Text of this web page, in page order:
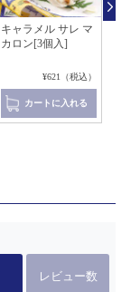
キャラメル サレ マ
カロン[3個入]
¥621（税込）
カートに入れる
レビュー数